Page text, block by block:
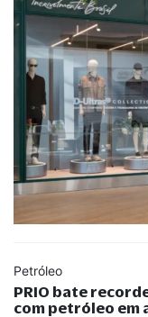
Petróleo
PRIO bate
com petróleo em